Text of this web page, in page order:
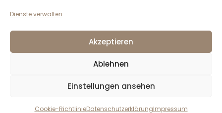
Dienste verwalten
Akzeptieren
Ablehnen
Einstellungen ansehen
Cookie-RichtlinieDatenschutzerklärungImpressum
Andreas Larcher e.U.
6410 Telfs, Austria
larcher[at]lamax.at
Datenschutzerklärung
Impressum
la max © 2026. Alle Rechte vorbehalten